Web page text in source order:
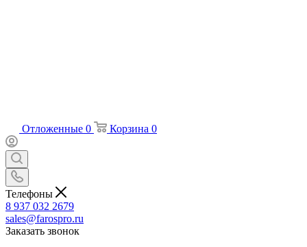
Отложенные 0 Корзина 0
Телефоны
8 937 032 2679
sales@farospro.ru
Заказать звонок